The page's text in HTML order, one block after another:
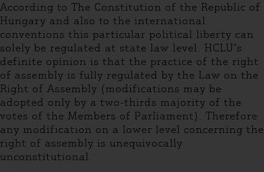
According to The Constitution of the Republic of
Hungary and also to the international
conventions this particular political liberty can
solely be regulated at state law level. HCLU’s
definite opinion is that the practice of the right
of assembly is fully regulated by the Law on the
Right of Assembly (modifications may be
adopted only by a two-thirds majority of the
votes of the Members of Parliament). Therefore
any modification on a lower level concerning the
right of assembly is unequivocally
unconstitutional.